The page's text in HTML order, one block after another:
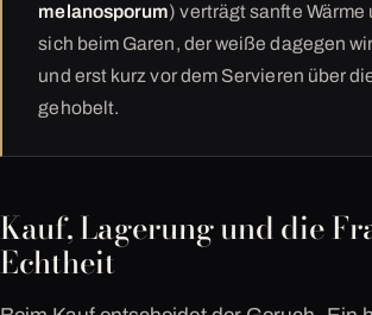
melanosporum) verträgt sanfte
sich beim Garen, der weiße dagegen
und erst kurz vor dem Servieren über
gehobelt.
Kauf, Lagerung und die
Echtheit